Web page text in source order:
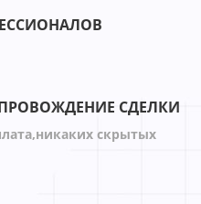
СДЕЛКИ
скрытых